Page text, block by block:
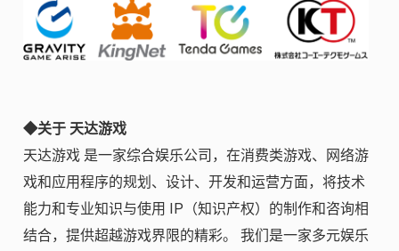
◆关于 天达游戏
天达游戏 是一家综合娱乐公司，在消费类游戏、网络游
戏和应用程序的规划、设计、开发和运营方面，将技术
能力和专业知识与使用 IP（知识产权）的制作和咨询相
结合，提供超越游戏界限的精彩。 我们是一家多元娱乐